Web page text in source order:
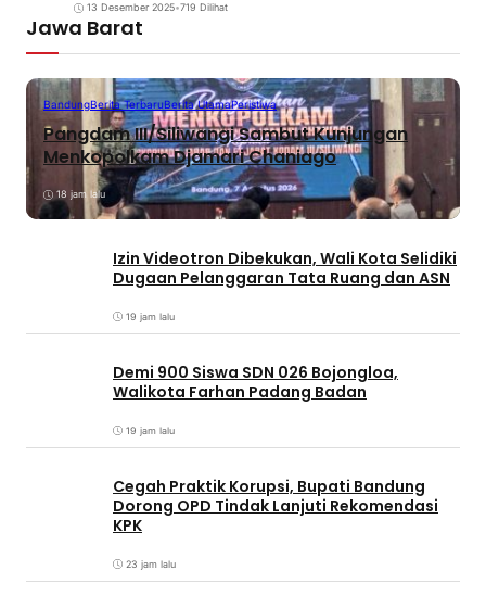
13 Desember 2025•719 Dilihat
Jawa Barat
BandungBerita TerbaruBerita UtamaPeristiwa
Pangdam III/Siliwangi Sambut Kunjungan
Menkopolkam Djamari Chaniago
18 jam lalu
Izin Videotron Dibekukan, Wali Kota Selidiki
Dugaan Pelanggaran Tata Ruang dan ASN
19 jam lalu
Demi 900 Siswa SDN 026 Bojongloa,
Walikota Farhan Padang Badan
19 jam lalu
Cegah Praktik Korupsi, Bupati Bandung
Dorong OPD Tindak Lanjuti Rekomendasi
KPK
23 jam lalu